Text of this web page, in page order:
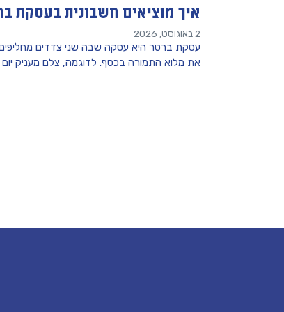
איך מוציאים חשבונית בעסקת
2 באוגוסט, 2026
עסקת ברטר היא עסקה שבה שני צדדים מחליפים
את מלוא התמורה בכסף. לדוגמה, צלם מעניק